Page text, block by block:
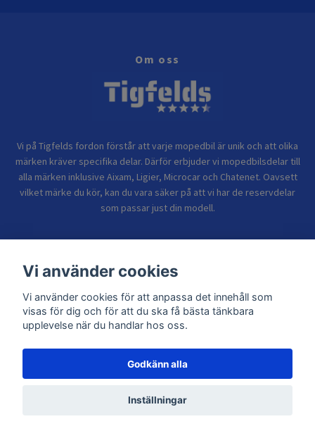
Om oss
Vi på Tigfelds fordon förstår att varje mopedbil är unik och att olika
märken kräver specifika delar. Därför erbjuder vi mopedbilsdelar till
alla märken inklusive Aixam, Ligier, Microcar och Chatenet. Oavsett
vilket märke du kör, kan du vara säker på att vi har de reservdelar
som passar just din modell.
Sidor
© 2026 TIGFELDS FORDON
Vi använder cookies
Vi använder cookies för att anpassa det innehåll som
visas för dig och för att du ska få bästa tänkbara
upplevelse när du handlar hos oss.
Godkänn alla
Inställningar